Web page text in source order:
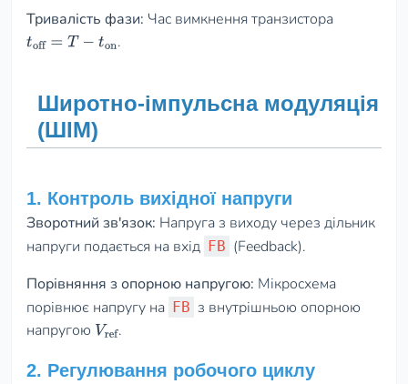
Тривалість фази: Час вимкнення транзистора
toff =T −t on .
Широтно-імпульсна модуляція
(ШІМ)
1. Контроль вихідної напруги
Зворотний зв'язок: Напруга з виходу через дільник
напруги подається на вхід FB (Feedback).
Порівняння з опорною напругою: Мікросхема
порівнює напругу на FB з внутрішньою опорною
напругою Vref.
2. Регулювання робочого циклу